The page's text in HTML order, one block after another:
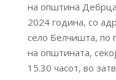
на општина
2024 година, со
село Белчишта, по
на општината,
15.30 часот, во